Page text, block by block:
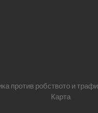
против робството и
Карта